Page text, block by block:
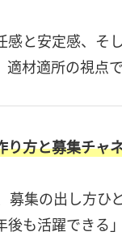
感と安定感、そ
材適所の視点
り方と募集チャ
募集の出し方ひ
後も活躍でき